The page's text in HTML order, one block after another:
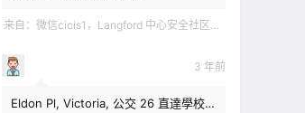
来自： 微信cicis1，Langford 中心安全社区完全独立平地出入一室一厅一书房步行5分钟到公车站和商业圈 有后花园和.
3 年前
Eldon Pl, Victoria, 公交 26 直達學校，